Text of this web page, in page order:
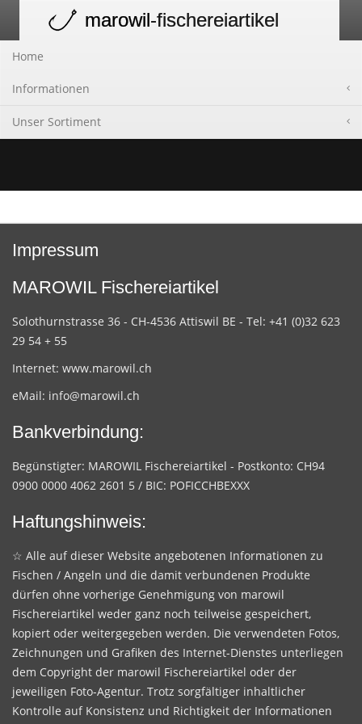
navigation
marowil-fischereiartikel
Home
Informationen
Unser Sortiment
Impressum
MAROWIL Fischereiartikel
Solothurnstrasse 36 - CH-4536 Attiswil BE - Tel: +41 (0)32 623
29 54 + 55
Internet: www.marowil.ch
eMail: info@marowil.ch
Bankverbindung:
Begünstigter: MAROWIL Fischereiartikel - Postkonto: CH94
0900 0000 4062 2601 5 / BIC: POFICCHBEXXX
Haftungshinweis:
☆ Alle auf dieser Website angebotenen Informationen zu
Fischen / Angeln und die damit verbundenen Produkte
dürfen ohne vorherige Genehmigung von marowil
Fischereiartikel weder ganz noch teilweise gespeichert,
kopiert oder weitergegeben werden. Die verwendeten Fotos,
Zeichnungen und Grafiken des Internet-Dienstes unterliegen
dem Copyright der marowil Fischereiartikel oder der
jeweiligen Foto-Agentur. Trotz sorgfältiger inhaltlicher
Kontrolle auf Konsistenz und Richtigkeit der Informationen